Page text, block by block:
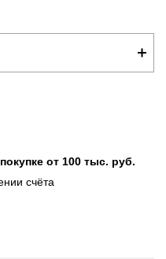
от 100 тыс. руб.
счёта